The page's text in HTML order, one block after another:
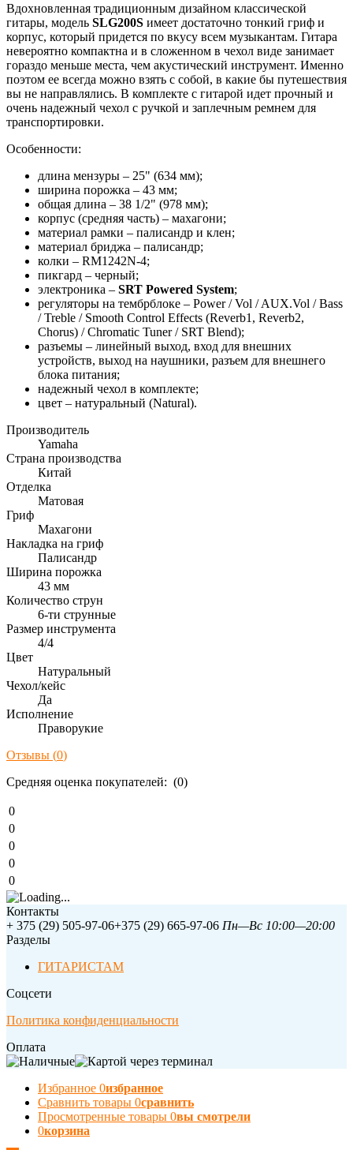
Вдохновленная традиционным дизайном классической
гитары, модель SLG200S имеет достаточно тонкий гриф и
корпус, который придется по вкусу всем музыкантам. Гитара
невероятно компактна и в сложенном в чехол виде занимает
гораздо меньше места, чем акустический инструмент. Именно
поэтом ее всегда можно взять с собой, в какие бы путешествия
вы не направлялись. В комплекте с гитарой идет прочный и
очень надежный чехол с ручкой и заплечным ремнем для
транспортировки.
Особенности:
длина мензуры – 25" (634 мм);
ширина порожка – 43 мм;
общая длина – 38 1/2" (978 мм);
корпус (средняя часть) – махагони;
материал рамки – палисандр и клен;
материал бриджа – палисандр;
колки – RM1242N-4;
пикгард – черный;
электроника – SRT Powered System;
регуляторы на тембрблоке – Power / Vol / AUX.Vol / Bass
/ Treble / Smooth Control Effects (Reverb1, Reverb2,
Chorus) / Chromatic Tuner / SRT Blend);
разъемы – линейный выход, вход для внешних
устройств, выход на наушники, разъем для внешнего
блока питания;
надежный чехол в комплекте;
цвет – натуральный (Natural).
Производитель
Yamaha
Страна производства
Китай
Отделка
Матовая
Гриф
Махагони
Накладка на гриф
Палисандр
Ширина порожка
43 мм
Количество струн
6-ти струнные
Размер инструмента
4/4
Цвет
Натуральный
Чехол/кейс
Да
Исполнение
Праворукие
Отзывы (0)
Средняя оценка покупателей: (0)
0
0
0
0
0
Контакты
+ 375 (29) 505-97-06+375 (29) 665-97-06 Пн—Вс 10:00—20:00
Разделы
ГИТАРИСТАМ
Соцсети
Политика конфиденциальности
Оплата
Избранное 0избранное
Сравнить товары 0сравнить
Просмотренные товары 0вы смотрели
0корзина